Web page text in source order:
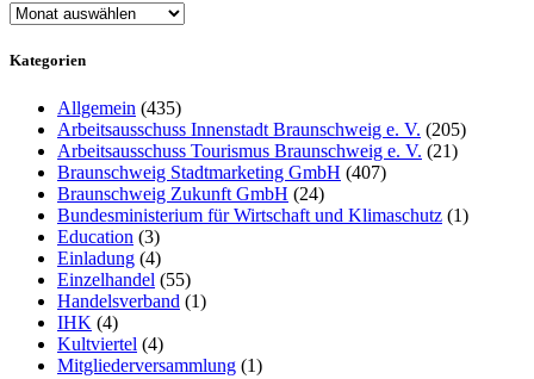
Archiv
Kategorien
Allgemein (435)
Arbeitsausschuss Innenstadt Braunschweig e. V. (205)
Arbeitsausschuss Tourismus Braunschweig e. V. (21)
Braunschweig Stadtmarketing GmbH (407)
Braunschweig Zukunft GmbH (24)
Bundesministerium für Wirtschaft und Klimaschutz (1)
Education (3)
Einladung (4)
Einzelhandel (55)
Handelsverband (1)
IHK (4)
Kultviertel (4)
Mitgliederversammlung (1)